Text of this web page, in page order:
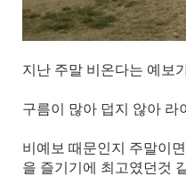
지난 주말 비온다는 예보
구름이 많아 덥지 않아 라
비예보 때문인지 주말이
을 즐기기에 최고였던것